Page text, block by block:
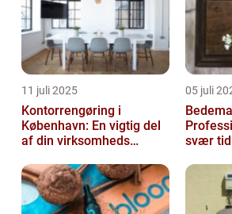
11 juli 2025
Kontorrengøring i
København: En vigtig del
af din virksomheds
05 juli
svær tid